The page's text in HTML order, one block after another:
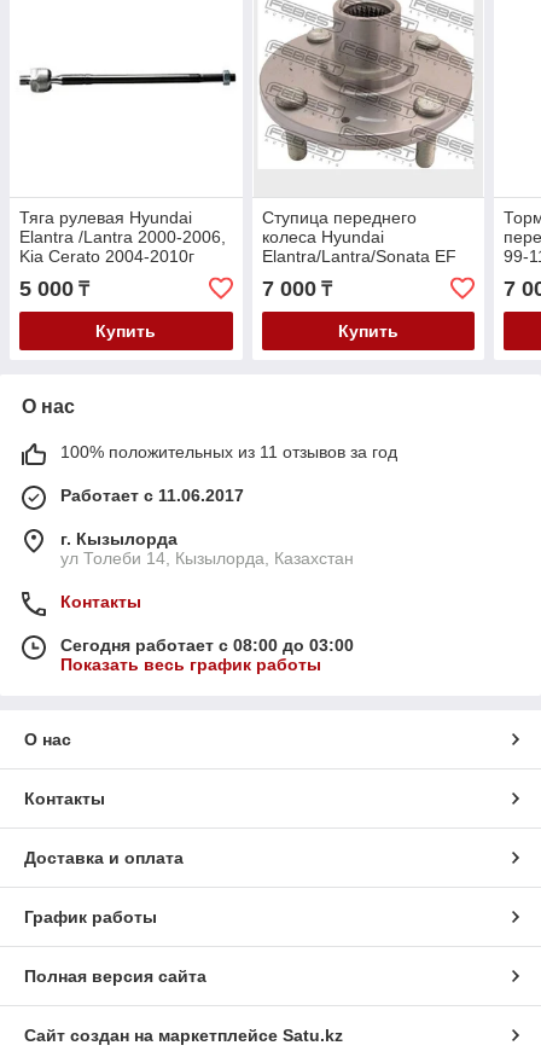
Тяга рулевая Hyundai
Elantra /Lantra 2000-2006,
Kia Cerato 2004-2010г
5 000 ₸
Купить
Ступица переднего
колеса Hyundai
Elantra/Lantra/Sonata EF
2000-2006
7 000₸
Купить
99-
7
О нас
100% положительных из 11 отзывов за год
Работает с 11.06.2017
г. Кызылорда
ул Толеби 14, Кызылорда, Казахстан
Контакты
Сегодня работает с 08:00 до 03:00
Показать весь график работы
О нас
Контакты
Доставка и оплата
График работы
Полная версия сайта
Сайт создан на маркетплейсе Satu.kz